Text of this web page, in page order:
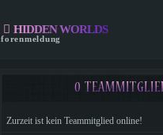
HIDDEN WORLDS
forenmeldung
0
Zurzeit ist kein Teammitglied online!